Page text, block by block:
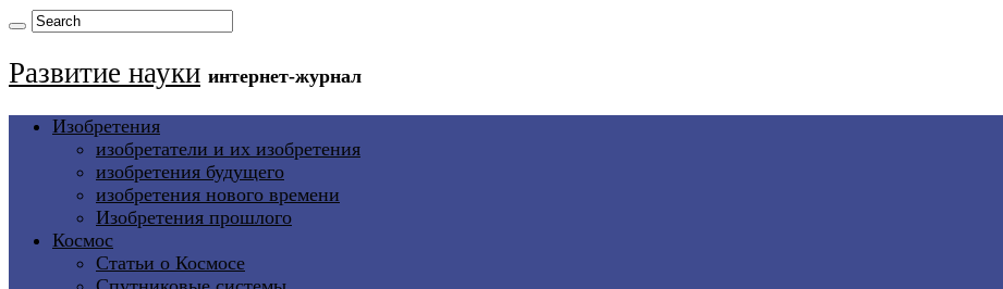
Развитие науки интернет-журнал
Изобретения
изобретатели и их изобретения
изобретения будущего
изобретения нового времени
Изобретения прошлого
Космос
Статьи о Космосе